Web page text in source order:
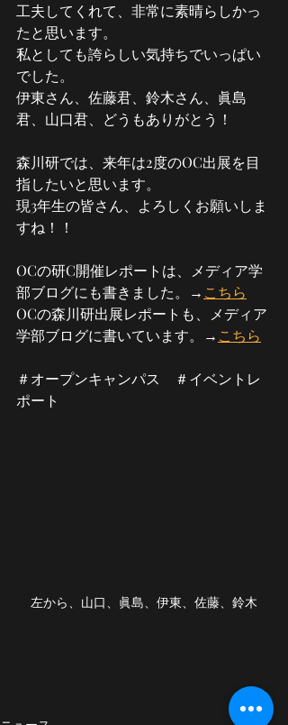
工夫してくれて、非常に素晴らしかっ
たと思います。
私としても誇らしい気持ちでいっぱい
でした。
伊東さん、佐藤君、鈴木さん、眞島
君、山口君、どうもありがとう！
森川研では、来年は2度のOC出展を目
指したいと思います。
現3年生の皆さん、よろしくお願いしま
すね！！
OCの研C開催レポートは、メディア学
部ブログにも書きました。→ こちら
OCの森川研出展レポートも、メディア
学部ブログに書いています。→ こちら
＃オープンキャンパス　＃イベントレ
ポート
左から、山口、眞島、伊東、佐藤、鈴木